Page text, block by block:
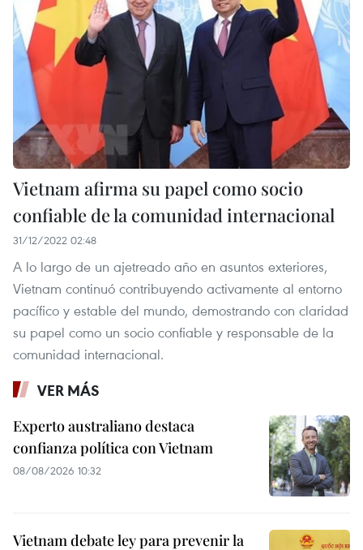
Vietnam afirma su papel como socio
confiable de la comunidad internacional
31/12/2022 02:48
A lo largo de un ajetreado año en asuntos exteriores,
Vietnam continuó contribuyendo activamente al entorno
pacífico y estable del mundo, demostrando con claridad
su papel como un socio confiable y responsable de la
comunidad internacional.
VER MÁS
Experto australiano destaca
confianza política con Vietnam
08/08/2026 10:32
Vietnam debate ley para prevenir la